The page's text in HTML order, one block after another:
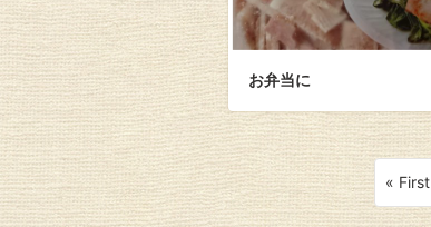
お弁当に
« First